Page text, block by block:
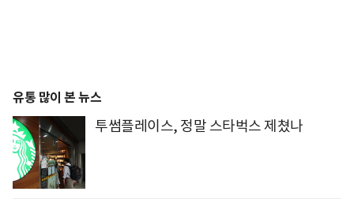
유통 많이 본 뉴스
투썸플레이스, 정말 스타벅스 제쳤나